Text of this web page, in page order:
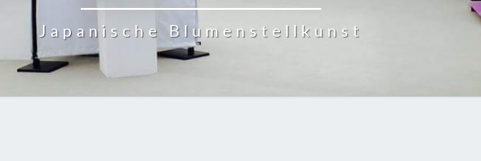
Japanische Blumenstellkunst